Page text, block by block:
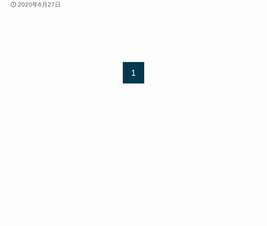
2020年6月27日
1